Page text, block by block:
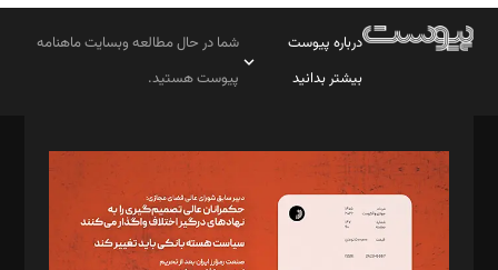
درباره پیوست
بیشتر بدانید
شما در حال مطالعه وبسایت ماهنامه
پیوست هستید.
مدیر مسئول: محمدباقر اثنی‌عشری
سردبیر: مهرک محمودی
دبیر تحریریه: میثم قاسمی
د‌بیر ناداستان: سمانه سمیع